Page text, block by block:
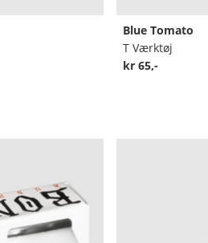
Blue Tomato
T Værktøj
kr 65,-